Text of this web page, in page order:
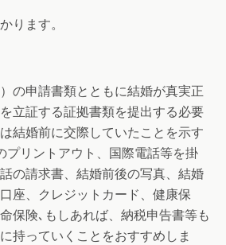
ります。
の申請書類とともに結婚が真実正
立証する証拠書類を提出する必要
結婚前に交際していたことを示す
プリントアウト、国際電話等を掛
の請求書、結婚前後の写真、結婚
座、クレジットカード、健康保
保険､もしあれば、納税申告書等も
持っていくことをおすすめしま